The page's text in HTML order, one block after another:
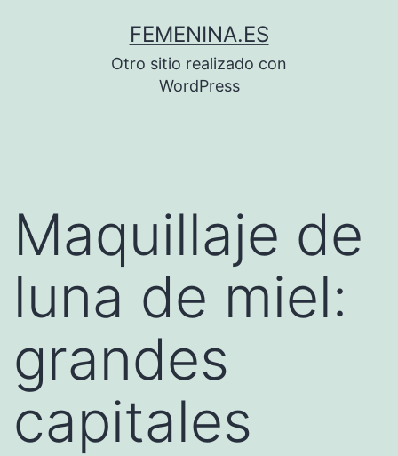
FEMENINA.ES
Otro sitio realizado con
WordPress
Maquillaje de
luna de miel:
grandes
capitales